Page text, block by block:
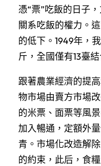
憑“票”吃飯的日子
關系吃飯的權力。
的低下。1949年，
斤，全國僅有13臺
跟著農業經濟的提
物市場由賣方市場
的米票、面票等風
加入暢通，定額外
青。市場化改造解
的約束，此后，食